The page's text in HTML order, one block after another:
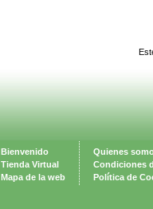
Bienvenido
Tienda Virtual
Mapa de la web
Quienes
Condiciones
Política de